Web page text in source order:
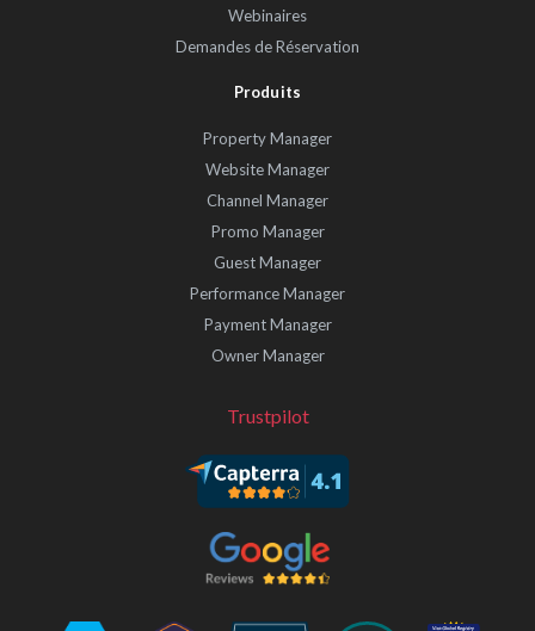
Webinaires
Demandes de Réservation
Produits
Property Manager
Website Manager
Channel Manager
Promo Manager
Guest Manager
Performance Manager
Payment Manager
Owner Manager
Trustpilot